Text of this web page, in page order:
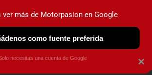
ELÉCTRICOS OBSERVATORIO
×
ver más de Motorpasion en Google
como fuente preferida
necesitas una cuenta de Google